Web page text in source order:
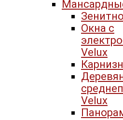
Окна с
Velux
Velux